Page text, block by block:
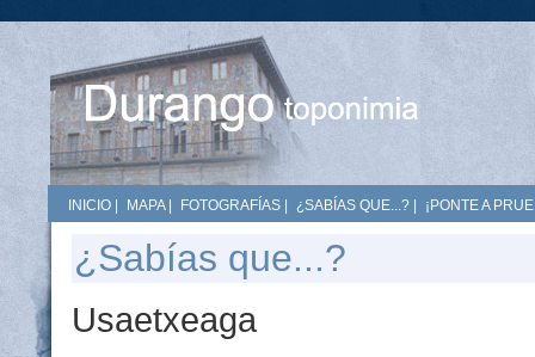
INICIO MAPA| FOTOGRAFÍAS ¿SABÍAS QUE...? ¡PONTE A
¿Sabías que...?
Usaetxeaga